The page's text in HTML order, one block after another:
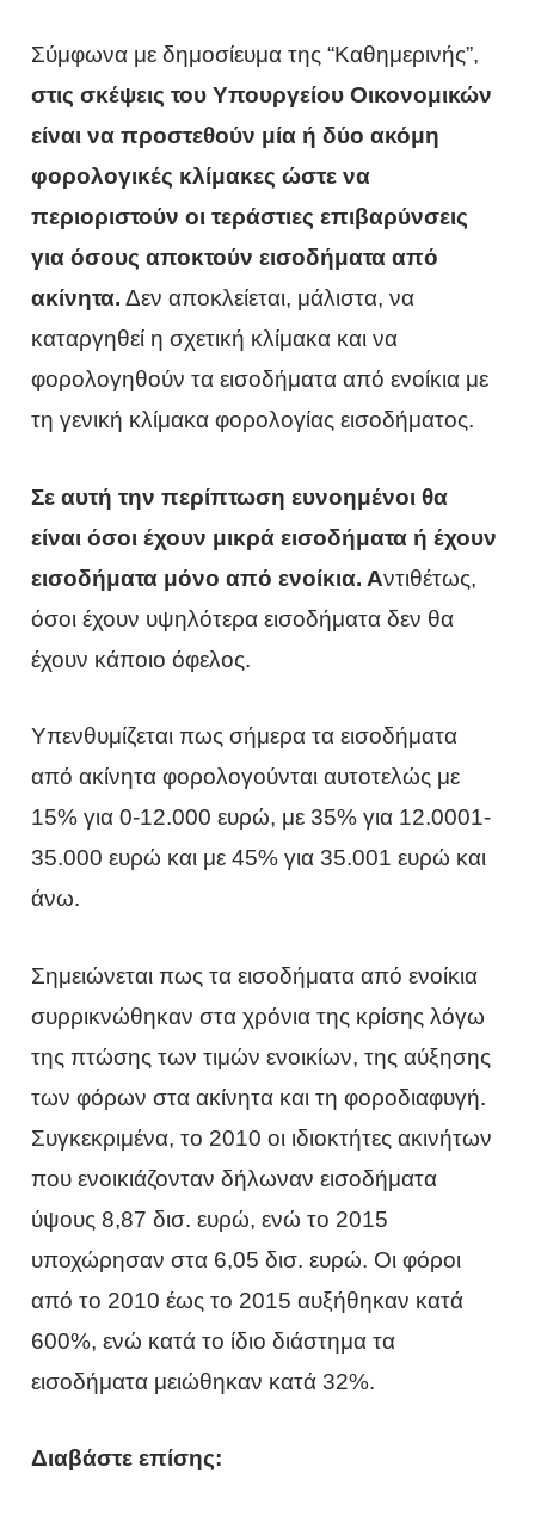
Σύμφωνα με δημοσίευμα της “Καθημερινής”,
στις σκέψεις του Υπουργείου Οικονομικών
είναι να προστεθούν μία ή δύο ακόμη
φορολογικές κλίμακες ώστε να
περιοριστούν οι τεράστιες επιβαρύνσεις
για όσους αποκτούν εισοδήματα από
ακίνητα. Δεν αποκλείεται, μάλιστα, να
καταργηθεί η σχετική κλίμακα και να
φορολογηθούν τα εισοδήματα από ενοίκια με
τη γενική κλίμακα φορολογίας εισοδήματος.
Σε αυτή την περίπτωση ευνοημένοι θα
είναι όσοι έχουν μικρά εισοδήματα ή έχουν
εισοδήματα μόνο από ενοίκια. Αντιθέτως,
όσοι έχουν υψηλότερα εισοδήματα δεν θα
έχουν κάποιο όφελος.
Υπενθυμίζεται πως σήμερα τα εισοδήματα
από ακίνητα φορολογούνται αυτοτελώς με
15% για 0-12.000 ευρώ, με 35% για 12.0001-
35.000 ευρώ και με 45% για 35.001 ευρώ και
άνω.
Σημειώνεται πως τα εισοδήματα από ενοίκια
συρρικνώθηκαν στα χρόνια της κρίσης λόγω
της πτώσης των τιμών ενοικίων, της αύξησης
των φόρων στα ακίνητα και τη φοροδιαφυγή.
Συγκεκριμένα, το 2010 οι ιδιοκτήτες ακινήτων
που ενοικιάζονταν δήλωναν εισοδήματα
ύψους 8,87 δισ. ευρώ, ενώ το 2015
υποχώρησαν στα 6,05 δισ. ευρώ. Οι φόροι
από το 2010 έως το 2015 αυξήθηκαν κατά
600%, ενώ κατά το ίδιο διάστημα τα
εισοδήματα μειώθηκαν κατά 32%.
Διαβάστε επίσης: